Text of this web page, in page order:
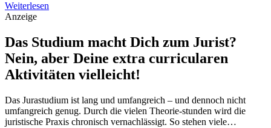
Weiterlesen
Anzeige
Das Studium macht Dich zum Jurist?
Nein, aber Deine extra curricularen
Aktivitäten vielleicht!
Das Jurastudium ist lang und umfangreich – und dennoch nicht
umfangreich genug. Durch die vielen Theorie-stunden wird die
juristische Praxis chronisch vernachlässigt. So stehen viele…